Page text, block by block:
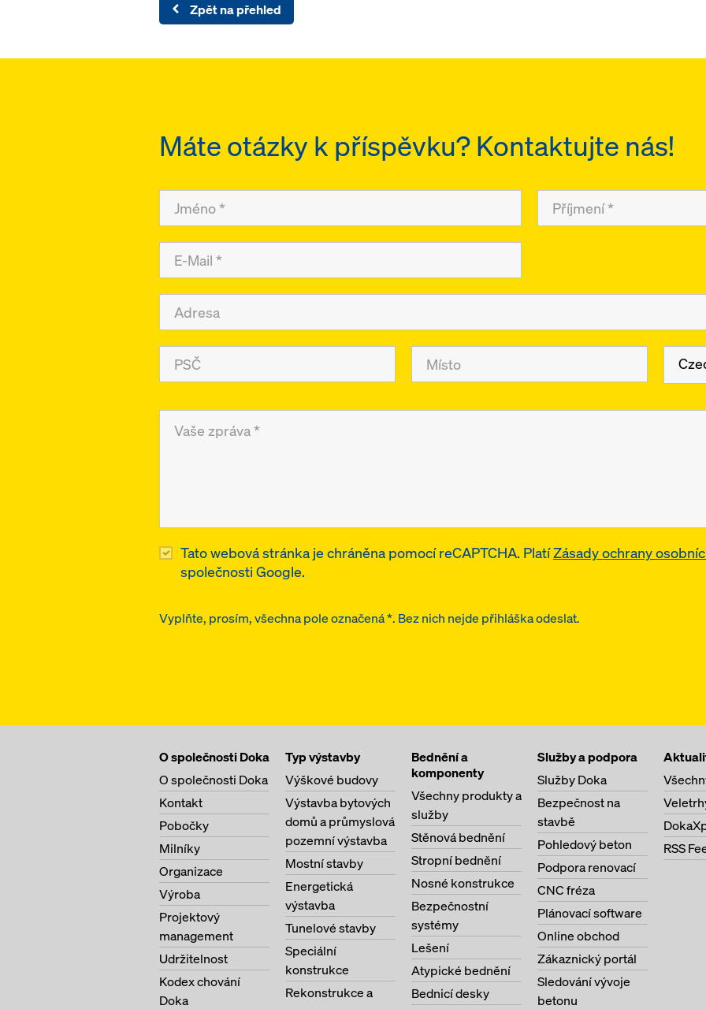
Zpět na přehled
Máte otázky k příspěvku? Kontaktujte nás!
Tato webová stránka je chráněna pomocí reCAPTCHA. PlatíZásady ochrany
společnosti Google.
Vyplňte, prosím, všechna pole označená *. Bez nich nejde přihláška odeslat.
O společnosti Doka
O společnosti Doka
Kontakt
Pobočky
Milníky
Organizace
Výroba
Projektový
management
Udržitelnost
Kodex chování
Doka
Typ výstavby
Výškové budovy
Výstavba bytových
domů a průmyslová
pozemní výstavba
Mostní stavby
Energetická
výstavba
Tunelové stavby
Speciální
konstrukce
Rekonstrukce a
Bednění a
komponenty
Všechny produkty a
služby
Stěnová bednění
Stropní bednění
Nosné konstrukce
Bezpečnostní
systémy
Lešení
Atypické bednění
Bednicí desky
Služby a podpora
Služby Doka
Bezpečnost na
stavbě
Pohledový beton
Podpora renovací
CNC fréza
Plánovací software
Online obchod
Zákaznický portál
Sledování vývoje
betonu
RSS